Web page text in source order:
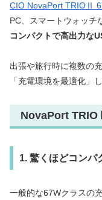
CIO NovaPort TRIOⅡ
PC、スマートウォッチ
コンパクトで高出力な
出張や旅行時に複数の
「充電環境を最適化」
NovaPort
1. 驚くほどコンパ
一般的な67Wクラスの